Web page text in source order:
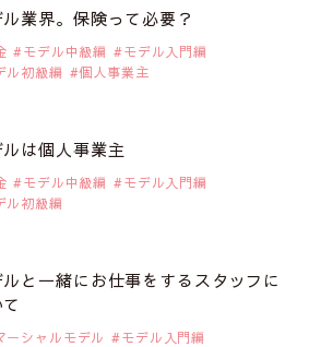
ヴィーニュ
しました。
ん
業界。保険って必要？
モデル中級編
モデル入門編
ル初級編
個人事業主
ルは個人事業主
モデル中級編
モデル入門編
ル初級編
ルと一緒にお仕事をするスタッフに
ーシャルモデル
モデル入門編